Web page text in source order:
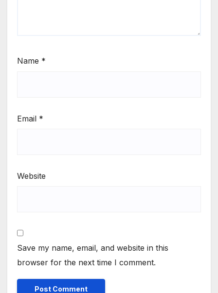
Name *
Email *
Website
Save my name, email, and website in this
browser for the next time I comment.